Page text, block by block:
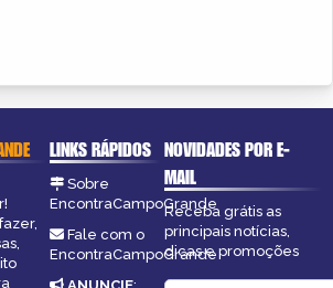
LINKS RÁPIDOS
Sobre
EncontraCampoGrande
Fale com o
EncontraCampoGrande
NOVIDADES POR E-
MAIL
Receba grátis as
principais notícias,
dicas e promoções